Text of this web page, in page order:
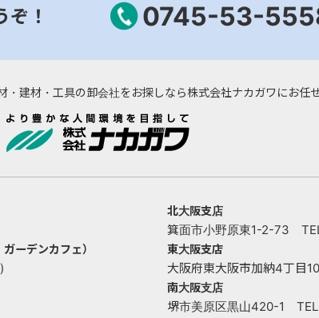
！ 0745-53-
建材・工具の卸会社をお探しなら株式会社ナカガワにお任せ
ーデンカフェ）
北大阪支店
箕面市小野原東1-2-73
東大阪支店
大阪府東大阪市加納4丁
南大阪支店
堺市美原区黒山420-1